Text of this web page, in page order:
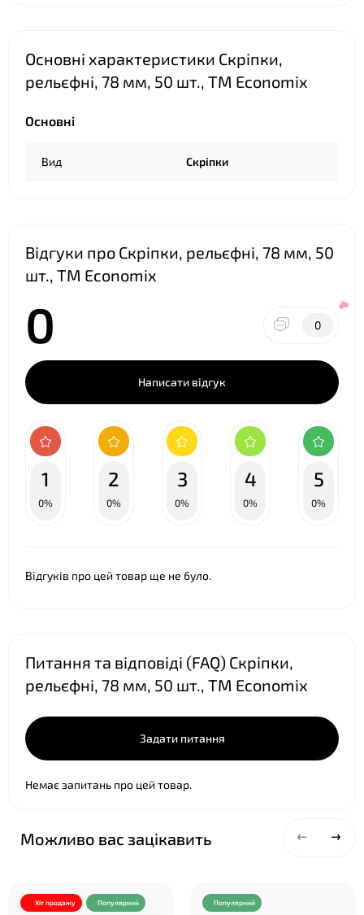
Основні характеристики Скріпки,
рельєфні, 78 мм, 50 шт., ТМ Economix
Основні
Вид Скріпки
Відгуки про Скріпки, рельєфні, 78 мм, 50
шт., ТМ Economix
0 0
Написати відгук
1
0%
2
0%
3
0%
4
0%
5
0%
Відгуків про цей товар ще не було.
Питання та відповіді (FAQ) Скріпки,
рельєфні, 78 мм, 50 шт., ТМ Economix
Задати питання
Немає запитань про цей товар.
Можливо вас зацікавить
Хіт продажу Популярний Популярний
❤